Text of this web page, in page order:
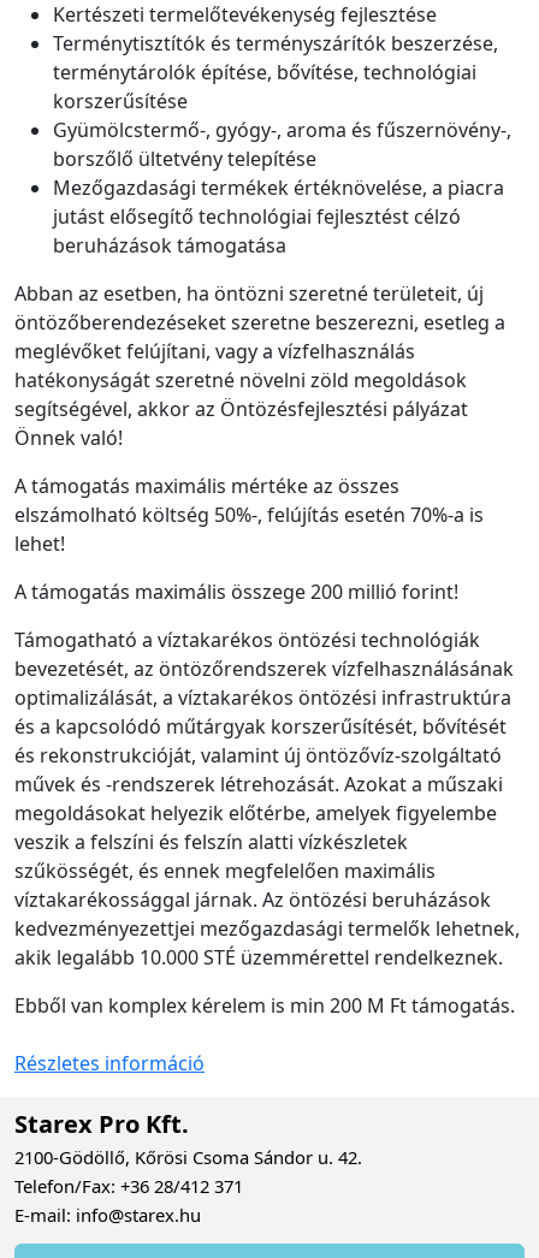
Kertészeti termelőtevékenység fejlesztése
Terménytisztítók és terményszárítók beszerzése,
terménytárolók építése, bővítése, technológiai
korszerűsítése
Gyümölcstermő-, gyógy-, aroma és fűszernövény-,
borszőlő ültetvény telepítése
Mezőgazdasági termékek értéknövelése, a piacra
jutást elősegítő technológiai fejlesztést célzó
beruházások támogatása
Abban az esetben, ha öntözni szeretné területeit, új
öntözőberendezéseket szeretne beszerezni, esetleg a
meglévőket felújítani, vagy a vízfelhasználás
hatékonyságát szeretné növelni zöld megoldások
segítségével, akkor az Öntözésfejlesztési pályázat
Önnek való!
A támogatás maximális mértéke az összes
elszámolható költség 50%-, felújítás esetén 70%-a is
lehet!
A támogatás maximális összege 200 millió forint!
Támogatható a víztakarékos öntözési technológiák
bevezetését, az öntözőrendszerek vízfelhasználásának
optimalizálását, a víztakarékos öntözési infrastruktúra
és a kapcsolódó műtárgyak korszerűsítését, bővítését
és rekonstrukcióját, valamint új öntözővíz-szolgáltató
művek és -rendszerek létrehozását. Azokat a műszaki
megoldásokat helyezik előtérbe, amelyek figyelembe
veszik a felszíni és felszín alatti vízkészletek
szűkösségét, és ennek megfelelően maximális
víztakarékossággal járnak. Az öntözési beruházások
kedvezményezettjei mezőgazdasági termelők lehetnek,
akik legalább 10.000 STÉ üzemmérettel rendelkeznek.
Ebből van komplex kérelem is min 200 M Ft támogatás.
Részletes információ
Starex Pro Kft.
2100-Gödöllő, Kőrösi Csoma Sándor u. 42.
Telefon/Fax: +36 28/412 371
E-mail: info@starex.hu